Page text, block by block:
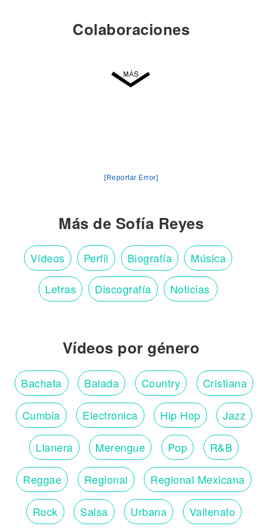
Colaboraciones
[Reportar Error]
Más de Sofía Reyes
Vídeos Perfil Biografía Música
Letras Discografía Noticias
Vídeos por género
Bachata Balada Country Cristiana
Cumbia Electronica Hip Hop Jazz
Llanera Merengue Pop R&B
Reggae Regional Regional Mexicana
Rock Salsa Urbana Vallenato